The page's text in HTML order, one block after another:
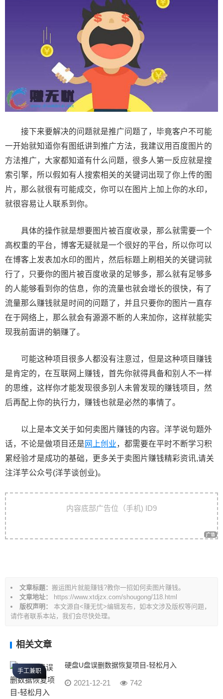
接下来要解决的问题就是推广问题了，毕竟客户不可能
一开始就知道你有图纸讲到推广方法，我建议用百度图片的
方法推广，大家都知道有什么问题，很多人第一反应就是搜
索引擎，所以假如有人搜索相关的关键词出现了你上传的图
片，那么就很有可能成交，你可以在图片上加上你的水印，
就很容易让人联系到你。
具体的操作就是想要图片被百度收录，那么就需要一个
高权重的平台，博客无疑就是一个很好的平台，所以你可以
在博客上发表加水印的图片，然后标题上刷相关的关键词就
行了，只要你的图片被百度收录的足够多，那么就有足够多
的人能够看到你的信息，你的流量也就会增长的很快，有了
流量那么赚钱就是时间的问题了，并且只要你的图片一直存
在于网络上，那么就会有源源不断的人来加你，这样就能实
现我前面讲的躺赚了。
可能这种项目很多人都没有注意过，但是这种项目赚钱
是肯定的，在互联网上赚钱，首先你就得具备和别人不一样
的思维，这样你才能发现很多别人未曾发现的赚钱项目，然
后再配上你的执行力，赚钱也就是必然的事情了。
以上是本文关于如何卖图片赚钱的内容。洋芋说句题外
话，不论是做项目还是 网上创业，都需要在平时不断学习积
累经验才是成功的基础，更多关于卖图片赚钱精彩资讯,请关
注洋芋公众号(洋芋谈创业)。
文
章
导
航
内容底部广告位（手机) ID9
文章标题： 搬运图片就能赚钱?教你一招如何卖图片赚钱。
文章地址：
https://www.xtdjzx.com/shougong/118.html
版权声明：
本文源自<赚无忧>编辑发布，如本文涉及版权等问题，
请作者联系本站，我们会尽快处理。
相关文章
手工兼职
硬盘U盘误删数据恢复项目-轻松月入
2021-12-21 742